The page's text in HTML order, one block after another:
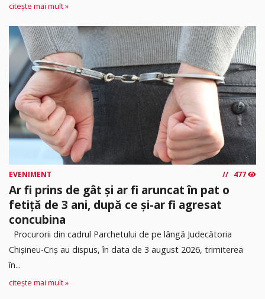
citește mai mult »
EVENIMENT 477
Ar fi prins de gât și ar fi aruncat în pat o
fetiță de 3 ani, după ce și-ar fi agresat
concubina
Procurorii din cadrul Parchetului de pe lângă Judecătoria
Chișineu-Criș au dispus, în data de 3 august 2026, trimiterea
în...
citește mai mult »